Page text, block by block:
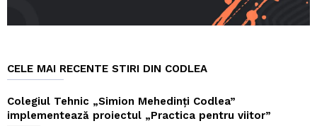
CELE MAI RECENTE STIRI DIN CODLEA
Colegiul Tehnic „Simion Mehedinți Codlea”
implementează proiectul „Practica pentru viitor”